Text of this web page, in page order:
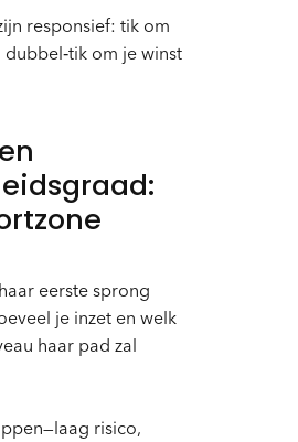
responsief: tik om
om je winst
eerste sprong
je inzet en welk
haar pad zal
risico,